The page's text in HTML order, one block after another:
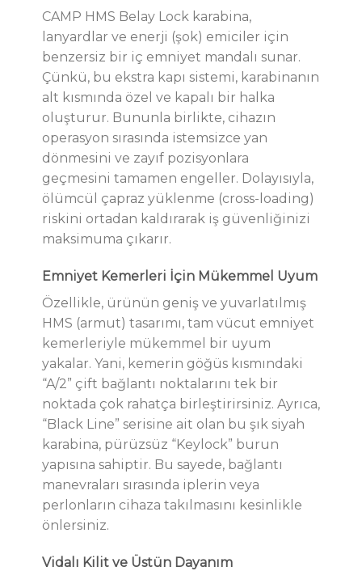
CAMP HMS Belay Lock karabina,
lanyardlar ve enerji (şok) emiciler için
benzersiz bir iç emniyet mandalı sunar.
Çünkü, bu ekstra kapı sistemi, karabinanın
alt kısmında özel ve kapalı bir halka
oluşturur. Bununla birlikte, cihazın
operasyon sırasında istemsizce yan
dönmesini ve zayıf pozisyonlara
geçmesini tamamen engeller. Dolayısıyla,
ölümcül çapraz yüklenme (cross-loading)
riskini ortadan kaldırarak iş güvenliğinizi
maksimuma çıkarır.
Emniyet Kemerleri İçin Mükemmel Uyum
Özellikle, ürünün geniş ve yuvarlatılmış
HMS (armut) tasarımı, tam vücut emniyet
kemerleriyle mükemmel bir uyum
yakalar. Yani, kemerin göğüs kısmındaki
“A/2” çift bağlantı noktalarını tek bir
noktada çok rahatça birleştirirsiniz. Ayrıca,
“Black Line” serisine ait olan bu şık siyah
karabina, pürüzsüz “Keylock” burun
yapısına sahiptir. Bu sayede, bağlantı
manevraları sırasında iplerin veya
perlonların cihaza takılmasını kesinlikle
önlersiniz.
Vidalı Kilit ve Üstün Dayanım